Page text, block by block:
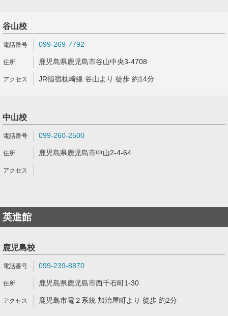
谷山校
099-269-7792
鹿児島県鹿児島市谷山中央3-4708
JR指宿枕崎線 谷山より 徒歩 約14分
中山校
099-260-2500
鹿児島県鹿児島市中山2-4-64
英進館
鹿児島校
099-239-8870
鹿児島県鹿児島市西千石町1-30
鹿児島市電２系統 加治屋町より 徒歩 約2分